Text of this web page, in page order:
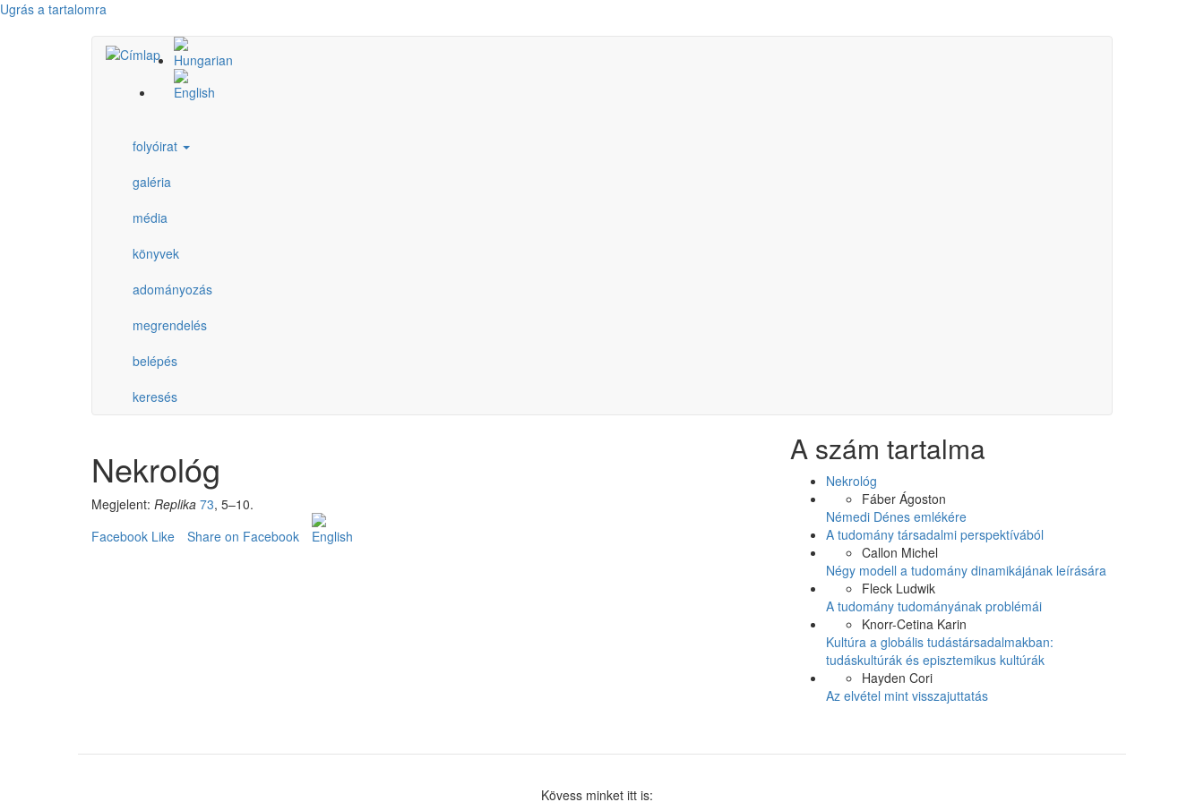
Ugrás a tartalomra
folyóirat
galéria
média
könyvek
adományozás
megrendelés
belépés
keresés
Nekrológ
Megjelent: Replika 73, 5–10.
Facebook Like
Share on Facebook
A szám tartalma
Nekrológ
Fáber Ágoston
Némedi Dénes emlékére
A tudomány társadalmi perspektívából
Callon Michel
Négy modell a tudomány dinamikájának leírására
Fleck Ludwik
A tudomány tudományának problémái
Knorr-Cetina Karin
Kultúra a globális tudástársadalmakban:
tudáskultúrák és episztemikus kultúrák
Hayden Cori
Az elvétel mint visszajuttatás
Kövess minket itt is: